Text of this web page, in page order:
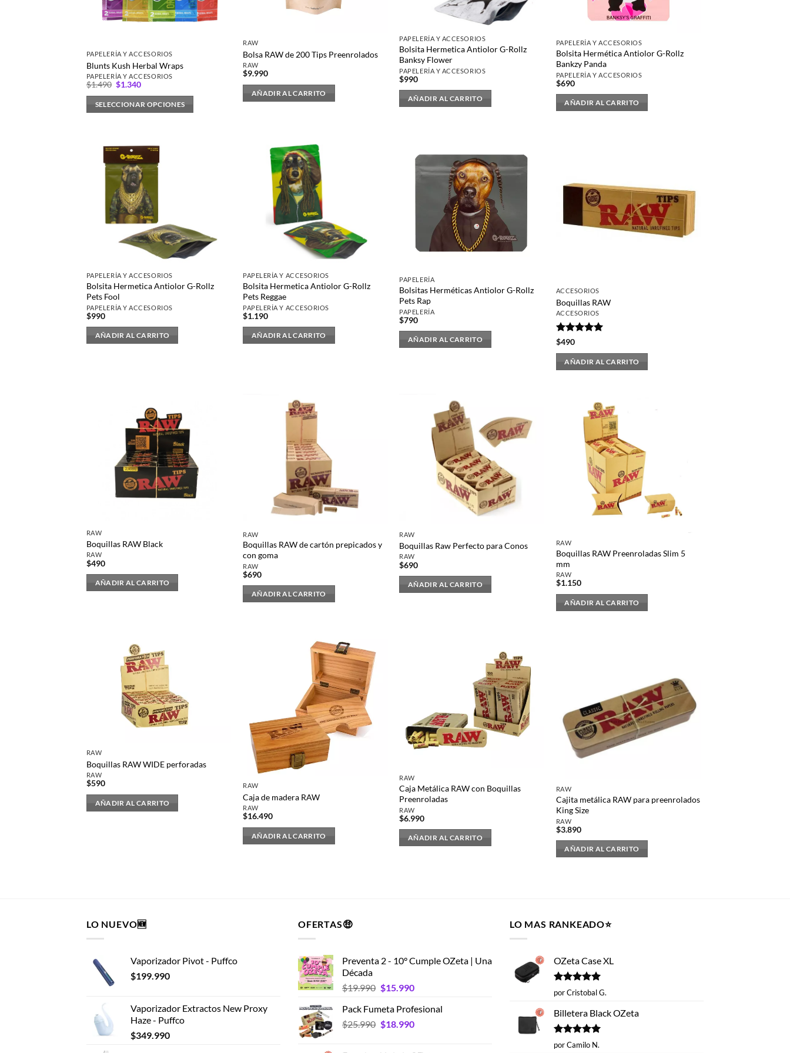
página
de
producto
PAPELERÍA Y ACCESORIOS
Blunts Kush Herbal Wraps
PAPELERÍA Y ACCESORIOS
$1.490 El
original
era:
$1.340El
actual
es:
SELECCIONAR OPCIONES
tiene
variantes.
opciones
pueden
página
de
producto
RAW
Bolsa RAW de 200 Tips Preenrolados
RAW
$9.990
AÑADIR AL CARRITO
PAPELERÍA Y ACCESORIOS
Bolsita Hermetica Antiolor G-Rollz
Banksy Flower
PAPELERÍA Y ACCESORIOS
$990
AÑADIR AL CARRITO
PAPELERÍA Y ACCESORIOS
Bolsita Hermética Antiolor G-Rollz
Bankzy Panda
PAPELERÍA Y ACCESORIOS
$690
AÑADIR AL CARRITO
PAPELERÍA Y ACCESORIOS
Bolsita Hermetica Antiolor G-Rollz
Pets Fool
PAPELERÍA Y ACCESORIOS
$990
AÑADIR AL CARRITO
PAPELERÍA Y ACCESORIOS
Bolsita Hermetica Antiolor G-Rollz
Pets Reggae
PAPELERÍA Y ACCESORIOS
$1.190
AÑADIR AL CARRITO
PAPELERÍA
Bolsitas Herméticas Antiolor G-Rollz
Pets Rap
PAPELERÍA
$790
AÑADIR AL CARRITO
ACCESORIOS
Boquillas RAW
ACCESORIOS
Valorado
$490
AÑADIR AL CARRITO
RAW
Boquillas RAW Black
RAW
$490
AÑADIR AL CARRITO
RAW
Boquillas RAW de cartón prepicados y
con goma
RAW
$690
AÑADIR AL CARRITO
RAW
Boquillas Raw Perfecto para Conos
RAW
$690
AÑADIR AL CARRITO
RAW
Boquillas RAW Preenroladas Slim 5
mm
RAW
$1.150
AÑADIR AL CARRITO
RAW
Boquillas RAW WIDE perforadas
RAW
$590
AÑADIR AL CARRITO
RAW
Caja de madera RAW
RAW
$16.490
AÑADIR AL CARRITO
RAW
Caja Metálica RAW con Boquillas
Preenroladas
RAW
$6.990
AÑADIR AL CARRITO
RAW
Cajita metálica RAW para preenrolados
King Size
RAW
$3.890
AÑADIR AL CARRITO
LO NUEVO🆕
Vaporizador Pivot - Puffco
$199.990
Vaporizador Extractos New Proxy
Haze - Puffco
$349.990
OFERTAS🤑
Preventa 2 - 10° Cumple OZeta | Una
Década
$19.990 El
original
era:
$15.990El
actual
es:
Pack Fumeta Profesional
$25.990 El
$18.990El
LO MAS RANKEADO⭐️
OZeta Case XL
Valorado
con
por Cristobal G.
Billetera Black OZeta
Valorado
por Camilo N.